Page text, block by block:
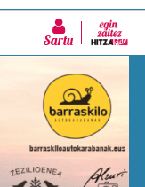
Sartu